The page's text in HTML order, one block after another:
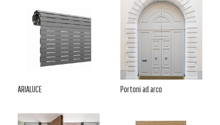
ARIALUCE Portoni ad arco